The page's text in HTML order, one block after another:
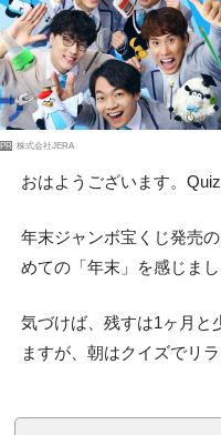
PR 株式会社JERA
おはようございます。
年末ジャンボ宝くじ発売
めての「年末」を感じまし
気づけば、残すは1ヶ月と
ますが、朝はクイズでリ